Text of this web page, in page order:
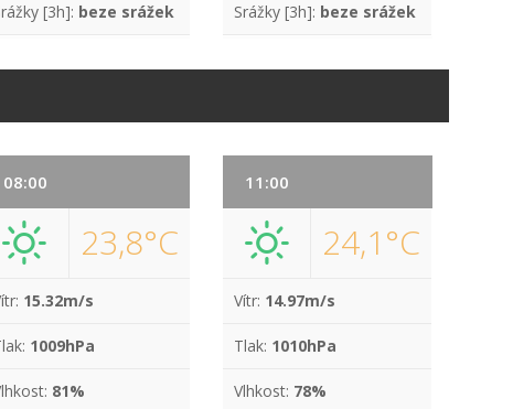
[3h]: beze srážek Srážky [3h]: beze srážek
08:00
23,8°C
15.32m/s
1009hPa
81%
11:00
24,1°C
Vítr: 14.97m/s
Tlak: 1010hPa
Vlhkost: 78%